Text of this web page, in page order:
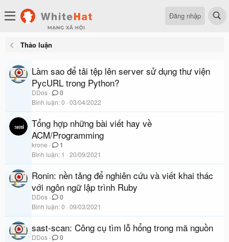
Đăng nhập
Thảo luận
Làm sao để tải tệp lên server sử dụng thư viện
PycURL trong Python?
DDos
0
Bình luận 0 03/04/2022
Tổng hợp những bài viết hay về
ACM/Programming
krone
1
Bình luận 1 20/09/2021
Ronin: nền tảng để nghiên cứu và viết khai thác
với ngôn ngữ lập trình Ruby
DDos
0
Bình luận 0 09/03/2021
sast-scan: Công cụ tìm lỗ hổng trong mã nguồn
DDos
0